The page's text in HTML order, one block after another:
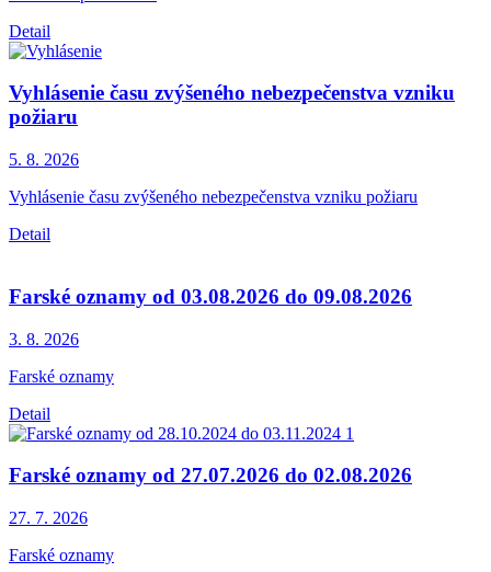
Detail
Vyhlásenie času zvýšeného nebezpečenstva vzniku
požiaru
5. 8. 2026
Vyhlásenie času zvýšeného nebezpečenstva vzniku požiaru
Detail
Farské oznamy od 03.08.2026 do 09.08.2026
3. 8. 2026
Farské oznamy
Detail
Farské oznamy od 27.07.2026 do 02.08.2026
27. 7. 2026
Farské oznamy